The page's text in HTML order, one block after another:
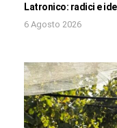
Latronico: radici e
6 Agosto 2026